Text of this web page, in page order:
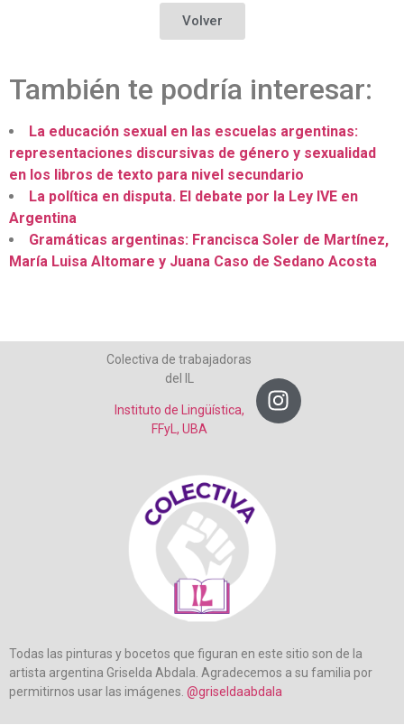
Volver
También te podría interesar:
La educación sexual en las escuelas argentinas:
representaciones discursivas de género y sexualidad
en los libros de texto para nivel secundario
La política en disputa. El debate por la Ley IVE en
Argentina
Gramáticas argentinas: Francisca Soler de Martínez,
María Luisa Altomare y Juana Caso de Sedano Acosta
Colectiva de trabajadoras
del IL
Instituto de Lingüística,
FFyL, UBA
Todas las pinturas y bocetos que figuran en este sitio son de la
artista argentina Griselda Abdala. Agradecemos a su familia por
permitirnos usar las imágenes. @griseldaabdala